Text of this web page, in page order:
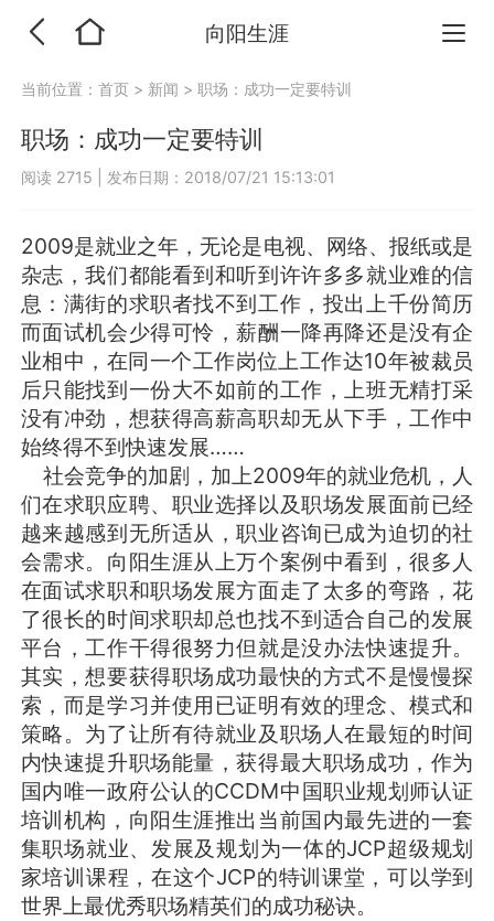
向阳生涯
当前位置：首页 > 新闻 >职场：成功一定要特训
职场：成功一定要特训
阅读 2715 发布日期：2018/07/21 15:13:01
2009是就业之年，无论是电视、网络、报纸或是
杂志，我们都能看到和听到许许多多就业难的信
息：满街的求职者找不到工作，投出上千份简历
而面试机会少得可怜，薪酬一降再降还是没有企
业相中，在同一个工作岗位上工作达10年被裁员
后只能找到一份大不如前的工作，上班无精打采
没有冲劲，想获得高薪高职却无从下手，工作中
始终得不到快速发展……
社会竞争的加剧，加上2009年的就业危机，人
们在求职应聘、职业选择以及职场发展面前已经
越来越感到无所适从，职业咨询已成为迫切的社
会需求。向阳生涯从上万个案例中看到，很多人
在面试求职和职场发展方面走了太多的弯路，花
了很长的时间求职却总也找不到适合自己的发展
平台，工作干得很努力但就是没办法快速提升。
其实，想要获得职场成功最快的方式不是慢慢探
索，而是学习并使用已证明有效的理念、模式和
策略。为了让所有待就业及职场人在最短的时间
内快速提升职场能量，获得最大职场成功，作为
国内唯一政府公认的CCDM中国职业规划师认证
培训机构，向阳生涯推出当前国内最先进的一套
集职场就业、发展及规划为一体的JCP超级规划
家培训课程，在这个JCP的特训课堂，可以学到
世界上最优秀职场精英们的成功秘诀。